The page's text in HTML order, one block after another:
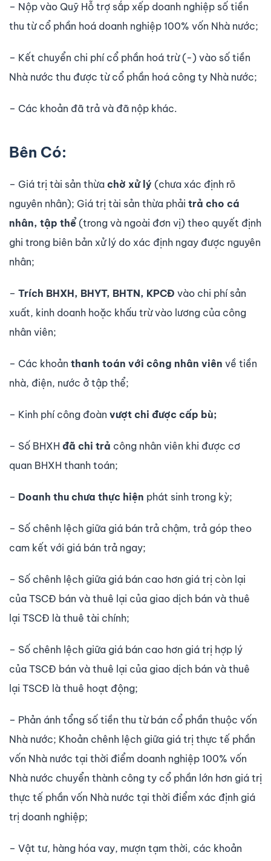
– Nộp vào Quỹ Hỗ trợ sắp xếp doanh nghiệp số tiền
thu từ cổ phần hoá doanh nghiệp 100% vốn Nhà nước;
– Kết chuyển chi phí cổ phần hoá trừ (-) vào số tiền
Nhà nước thu được từ cổ phần hoá công ty Nhà nước;
– Các khoản đã trả và đã nộp khác.
Bên Có:
– Giá trị tài sản thừa chờ xử lý (ch­ưa xác định rõ
nguyên nhân); Giá trị tài sản thừa phải trả cho cá
nhân, tập thể (trong và ngoài đơn vị) theo quyết định
ghi trong biên bản xử lý do xác định ngay đư­ợc nguyên
nhân;
– Trích BHXH, BHYT, BHTN, KPCĐ vào chi phí sản
xuất, kinh doanh hoặc khấu trừ vào lư­ơng của công
nhân viên;
– Các khoản thanh toán với công nhân viên về tiền
nhà, điện, n­ước ở tập thể;
– Kinh phí công đoàn vư­ợt chi đư­ợc cấp bù;
– Số BHXH đã chi trả công nhân viên khi được cơ
quan BHXH thanh toán;
– Doanh thu chưa thực hiện phát sinh trong kỳ;
– Số chênh lệch giữa giá bán trả chậm, trả góp theo
cam kết với giá bán trả ngay;
– Số chênh lệch giữa giá bán cao hơn giá trị còn lại
của TSCĐ bán và thuê lại của giao dịch bán và thuê
lại TSCĐ là thuê tài chính;
– Số chênh lệch giữa giá bán cao hơn giá trị hợp lý
của TSCĐ bán và thuê lại của giao dịch bán và thuê
lại TSCĐ là thuê hoạt động;
– Phản ánh tổng số tiền thu từ bán cổ phần thuộc vốn
Nhà nước; Khoản chênh lệch giữa giá trị thực tế phần
vốn Nhà nước tại thời điểm doanh nghiệp 100% vốn
Nhà nước chuyển thành công ty cổ phần lớn hơn giá trị
thực tế phần vốn Nhà nước tại thời điểm xác định giá
trị doanh nghiệp;
– Vật tư, hàng hóa vay, mượn tạm thời, các khoản